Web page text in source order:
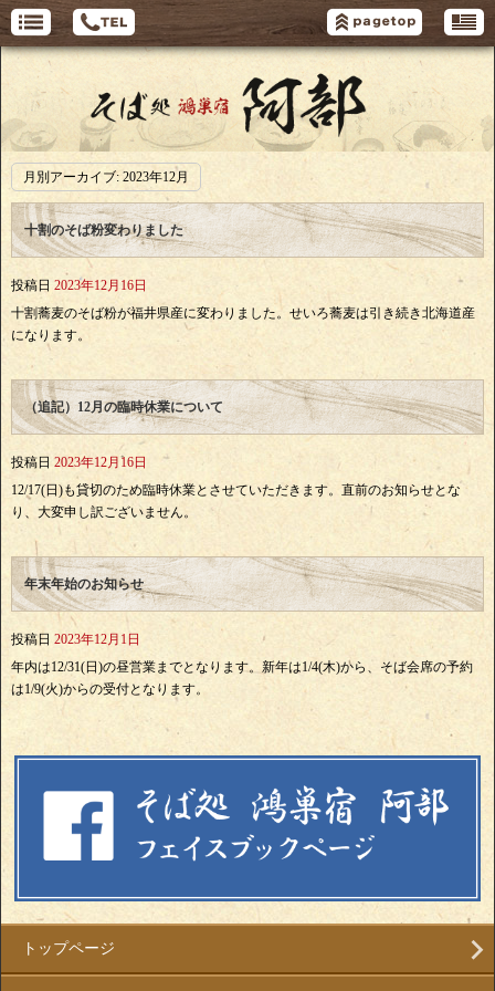
月別アーカイブ: 2023年12月
十割のそば粉変わりました
投稿日 2023年12月16日
十割蕎麦のそば粉が福井県産に変わりました。せいろ蕎麦は引き続き北海道産
になります。
（追記）12月の臨時休業について
投稿日 2023年12月16日
12/17(日)も貸切のため臨時休業とさせていただきます。直前のお知らせとな
り、大変申し訳ございません。
年末年始のお知らせ
投稿日 2023年12月1日
年内は12/31(日)の昼営業までとなります。新年は1/4(木)から、そば会席の予約
は1/9(火)からの受付となります。
トップページ